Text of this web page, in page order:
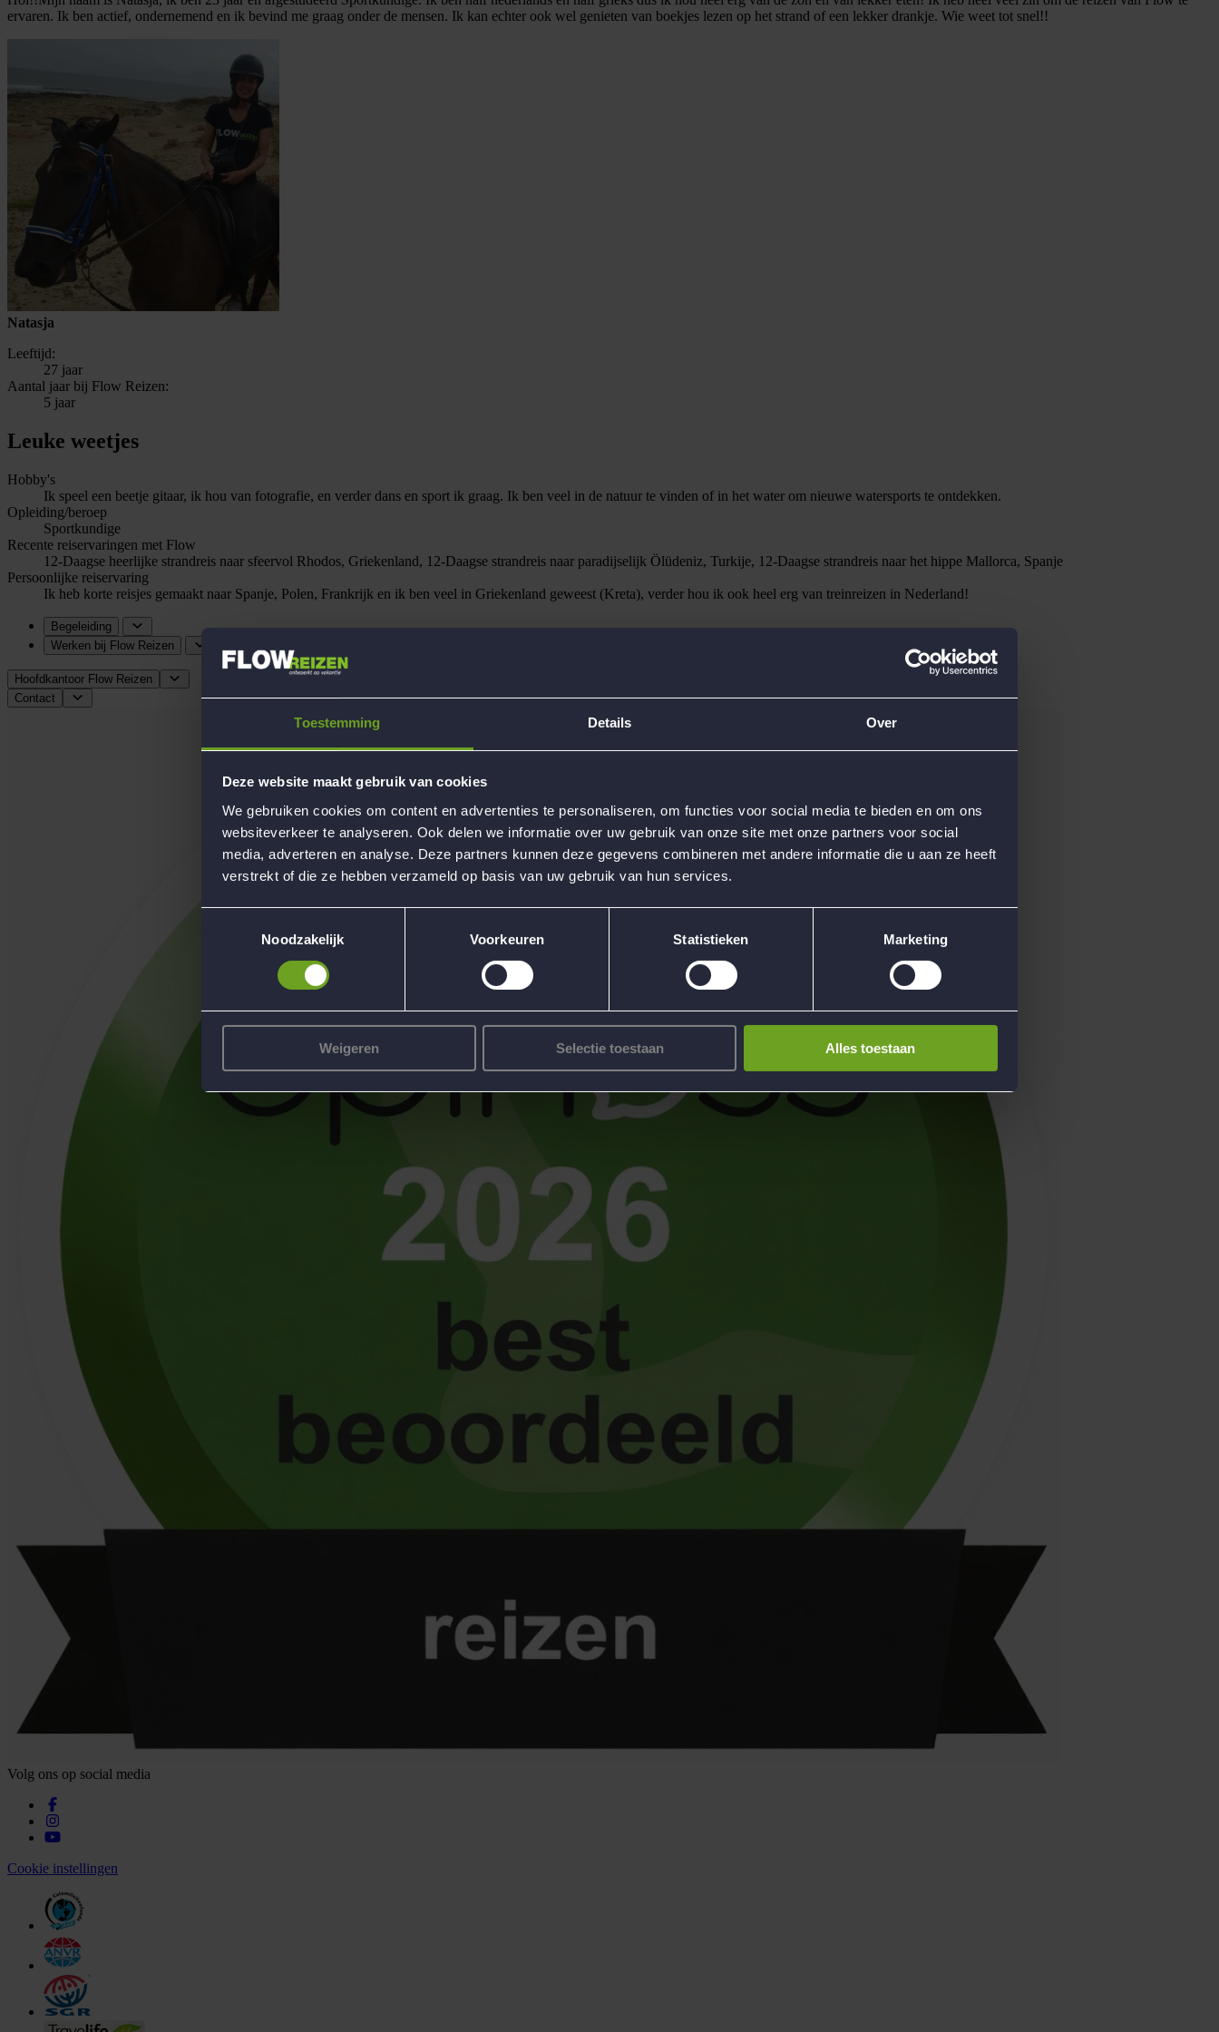
Toestemming Details Over
Deze website maakt gebruik van cookies
We gebruiken cookies om content en advertenties te personaliseren, om functies voor social media te bieden en om ons
websiteverkeer te analyseren. Ook delen we informatie over uw gebruik van onze site met onze partners voor social
media, adverteren en analyse. Deze partners kunnen deze gegevens combineren met andere informatie die u aan ze heeft
verstrekt of die ze hebben verzameld op basis van uw gebruik van hun services.
Noodzakelijk
Voorkeuren Statistieken Marketing
Weigeren Selectie toestaan Alles toestaan
ervaren. Ik ben actief, ondernemend en ik bevind me graag onder de mensen. Ik kan echter ook wel genieten van boekjes lezen op het strand of een lekker drankje. Wie weet tot snel!!
Natasja
Leeftijd:
27 jaar
Aantal jaar bij Flow Reizen:
5 jaar
Leuke weetjes
Hobby's
Ik speel een beetje gitaar, ik hou van fotografie, en verder dans en sport ik graag. Ik ben veel in de natuur te vinden of in het water om nieuwe watersports te ontdekken.
Opleiding/beroep
Sportkundige
Recente reiservaringen met Flow
12-Daagse heerlijke strandreis naar sfeervol Rhodos, Griekenland, 12-Daagse strandreis naar paradijselijk Ölüdeniz, Turkije, 12-Daagse strandreis naar het hippe Mallorca, Spanje
Persoonlijke reiservaring
Ik heb korte reisjes gemaakt naar Spanje, Polen, Frankrijk en ik ben veel in Griekenland geweest (Kreta), verder hou ik ook heel erg van treinreizen in Nederland!
Begeleiding
Werken bij Flow Reizen
Hoofdkantoor Flow Reizen
Contact
Volg ons op social media
Cookie instellingen